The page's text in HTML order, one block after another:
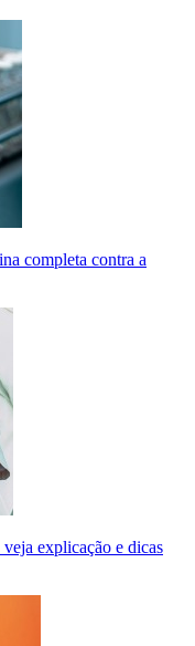
completa contra a
explicação e dicas